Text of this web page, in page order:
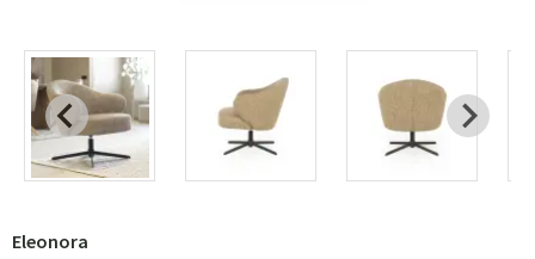
Eleonora